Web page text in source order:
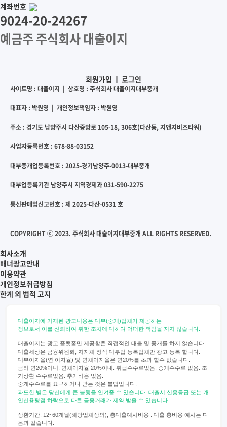
계좌번호
9024-20-24267
예금주 주식회사 대출이지
회원가입 ㅣ 로그인
사이트명 : 대출이지 | 상호명 : 주식회사 대출이지대부중개
대표자 : 박원영 | 개인정보책임자 : 박원영
주소 : 경기도 남양주시 다산중앙로 105-18, 306호(다산동, 지앤지비즈타워)
사업자등록번호 : 678-88-03152
대부중개업등록번호 : 2025-경기남양주-0013-대부중개
대부업등록기관 남양주시 지역경제과 031-590-2275
통신판매업신고번호 : 제 2025-다산-0531 호
COPYRIGHT ⓒ 2023. 주식회사 대출이지대부중개 ALL RIGHTS RESERVED.
회사소개
배너광고안내
이용약관
개인정보취급방침
한계 외 법적 고지
대출이지에 기재된 광고내용은 대부(중개)업체가 제공하는
정보로서 이를 신뢰하여 취한 조치에 대하여 어떠한 책임을 지지 않습니다.
대출이지는 광고 플랫폼만 제공할뿐 직접적인 대출 및 중개를 하지 않습니다.
대출세상은 금융위원회, 지자체 정식 대부업 등록업체만 광고 등록 합니다.
대부이자율(연 이자율) 및 연체이자율은 연20%를 초과 할수 없습니다.
금리 연20%이내, 연체이자율 20%이내. 취급수수료없음. 중개수수료 없음. 조
기상환 수수료없음. 추가비용 없음.
중개수수료를 요구하거나 받는 것은 불법입니다.
과도한 빚은 당신에게 큰 불행을 안겨줄 수 있습니다. 대출시 신용등급 또는 개
인신용평점 하락으로 다른 금융거래가 제약 받을 수 있습니다.
상환기간: 12~60개월(해당업체상의), 총대출예시비용 : 대출 총비용 예시는 다
음과 같습니다.